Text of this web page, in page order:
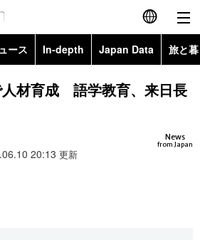
English
简体字
ース In-depth Japan Data 旅と
Topics
材育成 語学教育、来日長
News
from Japan
20:13 更新